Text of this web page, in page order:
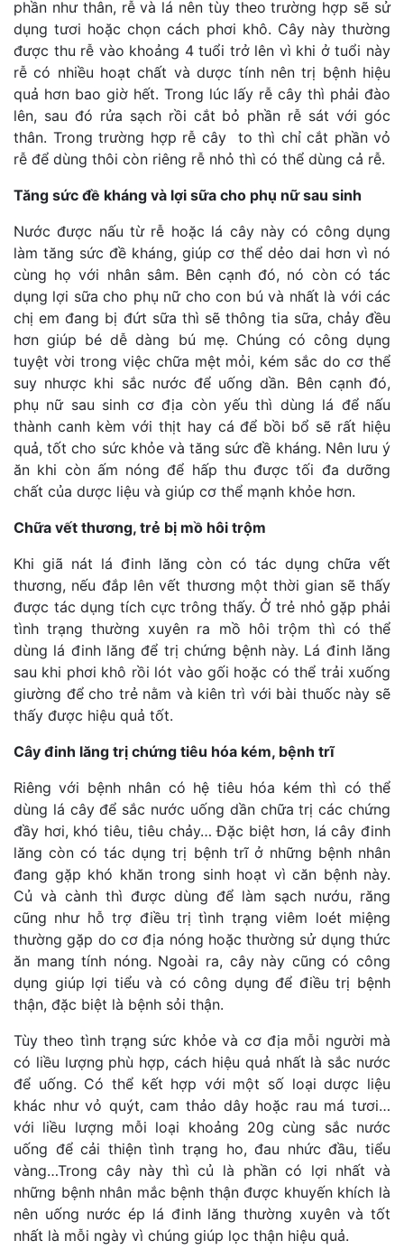
phần như thân, rễ và lá nên tùy theo trường hợp sẽ sử
dụng tươi hoặc chọn cách phơi khô. Cây này thường
được thu rễ vào khoảng 4 tuổi trở lên vì khi ở tuổi này
rễ có nhiều hoạt chất và dược tính nên trị bệnh hiệu
quả hơn bao giờ hết. Trong lúc lấy rễ cây thì phải đào
lên, sau đó rửa sạch rồi cắt bỏ phần rễ sát với góc
thân. Trong trường hợp rễ cây to thì chỉ cắt phần vỏ
rễ để dùng thôi còn riêng rễ nhỏ thì có thể dùng cả rễ.
Tăng sức đề kháng và lợi sữa cho phụ nữ sau sinh
Nước được nấu từ rễ hoặc lá cây này có công dụng
làm tăng sức đề kháng, giúp cơ thể dẻo dai hơn vì nó
cùng họ với nhân sâm. Bên cạnh đó, nó còn có tác
dụng lợi sữa cho phụ nữ cho con bú và nhất là với các
chị em đang bị đứt sữa thì sẽ thông tia sữa, chảy đều
hơn giúp bé dễ dàng bú mẹ. Chúng có công dụng
tuyệt vời trong việc chữa mệt mỏi, kém sắc do cơ thể
suy nhược khi sắc nước để uống dần. Bên cạnh đó,
phụ nữ sau sinh cơ địa còn yếu thì dùng lá để nấu
thành canh kèm với thịt hay cá để bồi bổ sẽ rất hiệu
quả, tốt cho sức khỏe và tăng sức đề kháng. Nên lưu ý
ăn khi còn ấm nóng để hấp thu được tối đa dưỡng
chất của dược liệu và giúp cơ thể mạnh khỏe hơn.
Chữa vết thương, trẻ bị mồ hôi trộm
Khi giã nát lá đinh lăng còn có tác dụng chữa vết
thương, nếu đắp lên vết thương một thời gian sẽ thấy
được tác dụng tích cực trông thấy. Ở trẻ nhỏ gặp phải
tình trạng thường xuyên ra mồ hôi trộm thì có thể
dùng lá đinh lăng để trị chứng bệnh này. Lá đinh lăng
sau khi phơi khô rồi lót vào gối hoặc có thể trải xuống
giường để cho trẻ nằm và kiên trì với bài thuốc này sẽ
thấy được hiệu quả tốt.
Cây đinh lăng trị chứng tiêu hóa kém, bệnh trĩ
Riêng với bệnh nhân có hệ tiêu hóa kém thì có thể
dùng lá cây để sắc nước uống dần chữa trị các chứng
đầy hơi, khó tiêu, tiêu chảy… Đặc biệt hơn, lá cây đinh
lăng còn có tác dụng trị bệnh trĩ ở những bệnh nhân
đang gặp khó khăn trong sinh hoạt vì căn bệnh này.
Củ và cành thì được dùng để làm sạch nướu, răng
cũng như hỗ trợ điều trị tình trạng viêm loét miệng
thường gặp do cơ địa nóng hoặc thường sử dụng thức
ăn mang tính nóng. Ngoài ra, cây này cũng có công
dụng giúp lợi tiểu và có công dụng để điều trị bệnh
thận, đặc biệt là bệnh sỏi thận.
Tùy theo tình trạng sức khỏe và cơ địa mỗi người mà
có liều lượng phù hợp, cách hiệu quả nhất là sắc nước
để uống. Có thể kết hợp với một số loại dược liệu
khác như vỏ quýt, cam thảo dây hoặc rau má tươi…
với liều lượng mỗi loại khoảng 20g cùng sắc nước
uống để cải thiện tình trạng ho, đau nhức đầu, tiểu
vàng…Trong cây này thì củ là phần có lợi nhất và
những bệnh nhân mắc bệnh thận được khuyến khích là
nên uống nước ép lá đinh lăng thường xuyên và tốt
nhất là mỗi ngày vì chúng giúp lọc thận hiệu quả.